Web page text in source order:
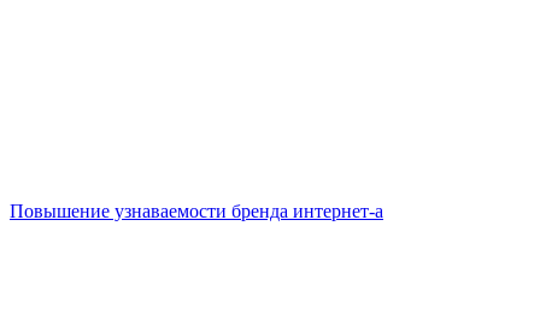
Повышение узнаваемости бренда интернет-а